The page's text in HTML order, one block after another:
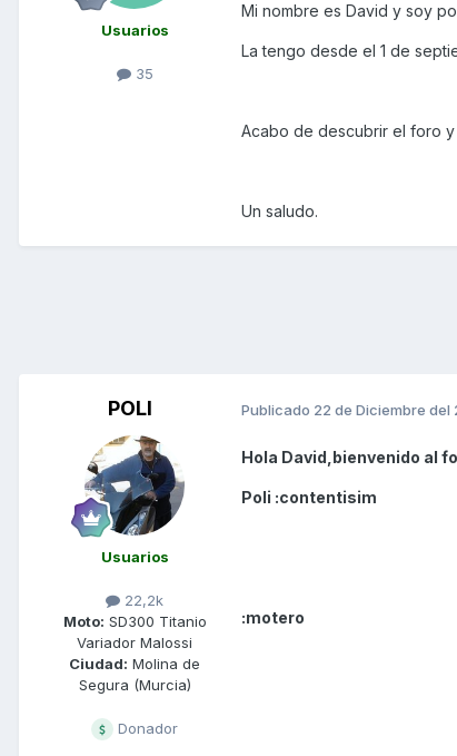
Usuarios
35
Mi nombre es David y soy
La tengo desde el 1 de
Acabo de descubrir el foro
Un saludo.
POLI
Usuarios
22,2k
Moto: SD300 Titanio
Variador Malossi
Ciudad: Molina de
Segura (Murcia)
Donador
Publicado 22 de Diciembre del
Hola David,bienvenido al
Poli :contentisim
:motero